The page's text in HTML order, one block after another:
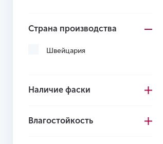
Страна производства
Швейцария
Наличие фаски
Влагостойкость